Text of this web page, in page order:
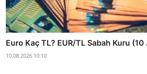
Euro Kaç TL? EUR/TL Sabah Kuru
10.08.2026 10:10